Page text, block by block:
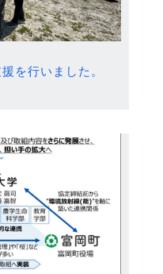
を行いました。